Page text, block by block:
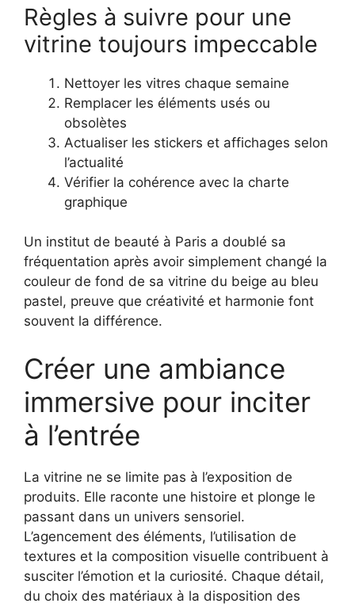
Règles à suivre pour une
vitrine toujours impeccable
Nettoyer les vitres chaque semaine
Remplacer les éléments usés ou
obsolètes
Actualiser les stickers et affichages selon
l’actualité
Vérifier la cohérence avec la charte
graphique
Un institut de beauté à Paris a doublé sa
fréquentation après avoir simplement changé la
couleur de fond de sa vitrine du beige au bleu
pastel, preuve que créativité et harmonie font
souvent la différence.
Créer une ambiance
immersive pour inciter
à l’entrée
La vitrine ne se limite pas à l’exposition de
produits. Elle raconte une histoire et plonge le
passant dans un univers sensoriel.
L’agencement des éléments, l’utilisation de
textures et la composition visuelle contribuent à
susciter l’émotion et la curiosité. Chaque détail,
du choix des matériaux à la disposition des